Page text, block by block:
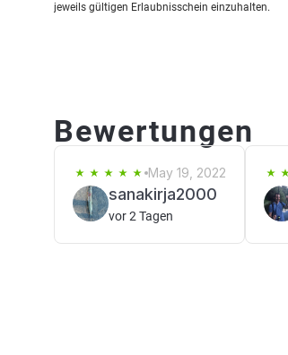
jeweils gültigen Erlaubnisschein einzuhalten.
Bewertungen
May 19, 2022
sanakirja2000
vor 2 Tagen